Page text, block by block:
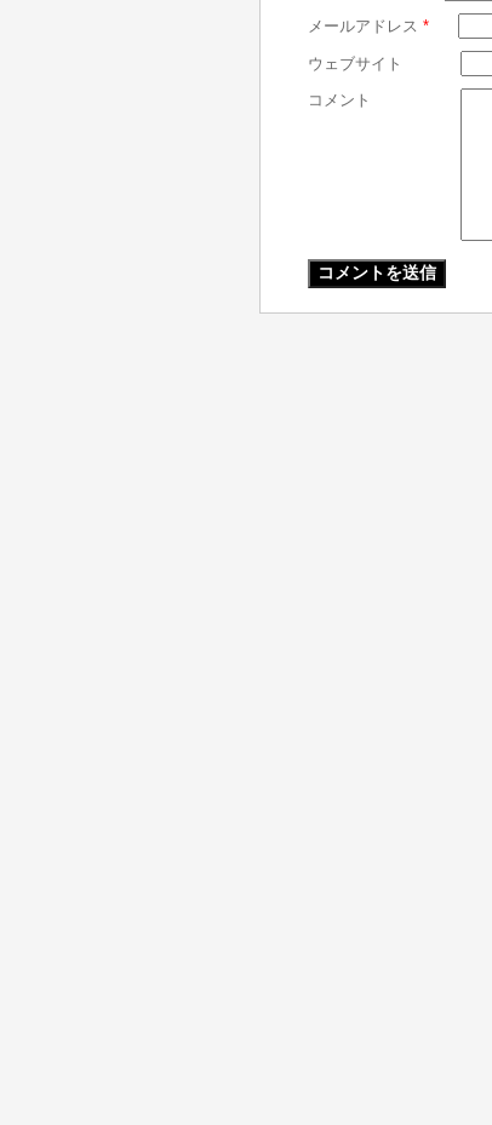
メールアドレス *
ウェブサイト
コメント